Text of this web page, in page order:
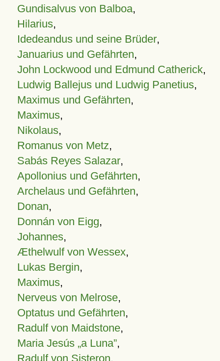
Gundisalvus von Balboa,
Hilarius,
Idedeandus und seine Brüder,
Januarius und Gefährten,
John Lockwood und Edmund Catherick,
Ludwig Ballejus und Ludwig Panetius,
Maximus und Gefährten,
Maximus,
Nikolaus,
Romanus von Metz,
Sabás Reyes Salazar,
Apollonius und Gefährten,
Archelaus und Gefährten,
Donan,
Donnán von Eigg,
Johannes,
Æthelwulf von Wessex,
Lukas Bergin,
Maximus,
Nerveus von Melrose,
Optatus und Gefährten,
Radulf von Maidstone,
Maria Jesús „a Luna”,
Radulf von Sisteron,